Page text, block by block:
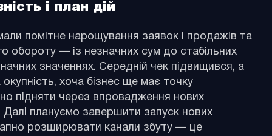
і план дій
помітне нарощування заявок і продажів та
обороту — із незначних сум до стабільних
значеннях. Середній чек підвищився, а
хоча бізнес ще має точку
підняти через впровадження нових
плануємо завершити запуск нових
розширювати канали збуту — це